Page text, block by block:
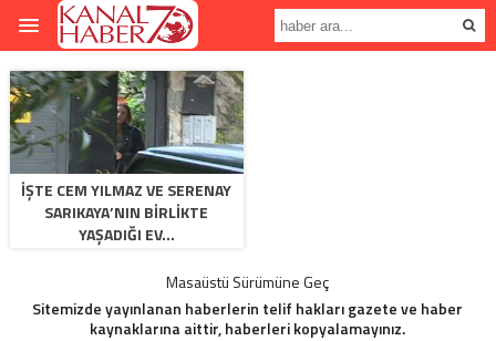
İŞTE CEM YILMAZ VE SERENAY
SARIKAYA’NIN BIRLIKTE
YAŞADIĞI EV…
Masaüstü Sürümüne Geç
Sitemizde yayınlanan haberlerin telif hakları gazete ve haber
kaynaklarına aittir, haberleri kopyalamayınız.